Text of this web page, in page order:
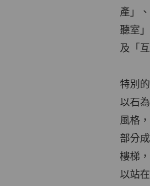
產」
聽室
及「
特別
以石
風格
部分
樓梯
以站